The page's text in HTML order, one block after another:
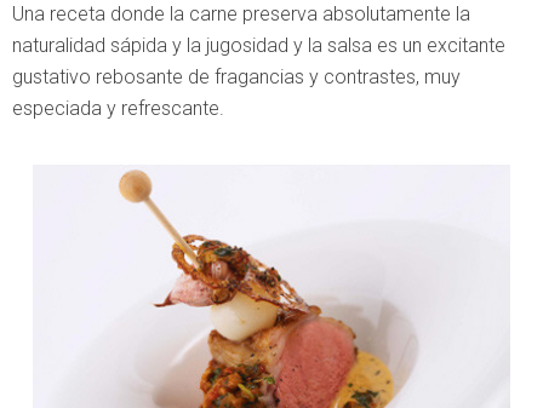
Una receta donde la carne preserva absolutamente la
naturalidad sápida y la jugosidad y la salsa es un excitante
gustativo rebosante de fragancias y contrastes, muy
especiada y refrescante.